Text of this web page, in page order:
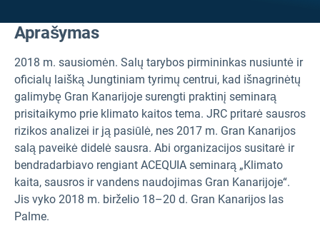
Aprašymas
2018 m. sausiomėn. Salų tarybos pirmininkas nusiuntė ir
oficialų laišką Jungtiniam tyrimų centrui, kad išnagrinėtų
galimybę Gran Kanarijoje surengti praktinį seminarą
prisitaikymo prie klimato kaitos tema. JRC pritarė sausros
rizikos analizei ir ją pasiūlė, nes 2017 m. Gran Kanarijos
salą paveikė didelė sausra. Abi organizacijos susitarė ir
bendradarbiavo rengiant ACEQUIA seminarą „Klimato
kaita, sausros ir vandens naudojimas Gran Kanarijoje“.
Jis vyko 2018 m. birželio 18–20 d. Gran Kanarijos las
Palme.